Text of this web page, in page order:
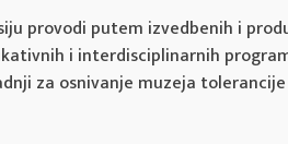
provodi putem izvedbenih i
i interdisciplinarnih
za osnivanje muzeja